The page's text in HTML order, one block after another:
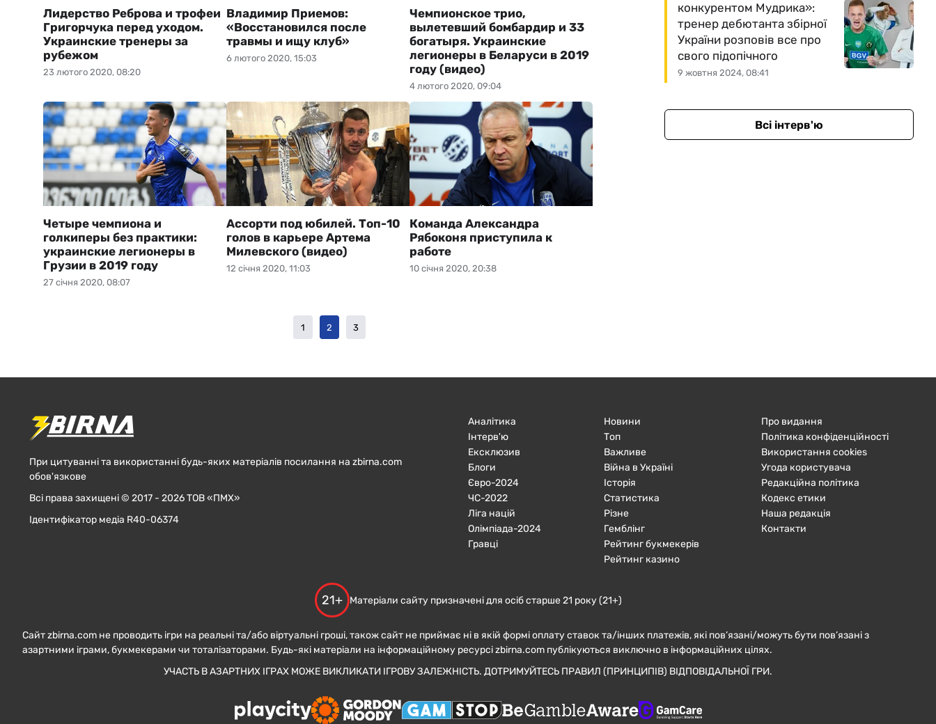
23 лютого 2020, 08:20
Лидерство Реброва и трофеи
Григорчука перед уходом.
Украинские тренеры за
рубежом
6 лютого 2020, 15:03
Владимир Приемов:
«Восстановился после
травмы и ищу клуб»
4 лютого 2020, 09:04
Чемпионское трио,
вылетевший бомбардир и 33
богатыря. Украинские
легионеры в Беларуси в 2019
году (видео)
27 січня 2020, 08:07
Четыре чемпиона и
голкиперы без практики:
украинские легионеры в
Грузии в 2019 году
12 січня 2020, 11:03
Ассорти под юбилей. Топ-10
голов в карьере Артема
Милевского (видео)
10 січня 2020, 20:38
Команда Александра
Рябоконя приступила к
работе
1 2 3
9 жовтня 2024, 08:41
конкурентом Мудрика»:
тренер дебютанта збірної
України розповів все про
свого підопічного
Всі інтерв'ю
При цитуванні та використанні будь-яких матеріалів посилання на zbirna.com
обов'язкове
Всі права захищені © 2017 - 2026 ТОВ «ПМХ»
Ідентифікатор медіа R40-06374
Аналітика
Інтерв'ю
Ексклюзив
Блоги
Євро-2024
ЧC-2022
Ліга націй
Олімпіада-2024
Гравці
Новини
Топ
Важливе
Війна в Україні
Історія
Статистика
Різне
Гемблінг
Рейтинг букмекерів
Рейтинг казино
Про видання
Політика конфіденційності
Використання cookies
Угода користувача
Редакційна політика
Кодекс етики
Наша редакція
Контакти
21+ Матеріали сайту призначені для осіб старше 21 року (21+)
Сайт zbirna.com не проводить ігри на реальні та/або віртуальні гроші, також сайт не приймає ні в якій формі оплату ставок та/інших платежів, які пов’язані/можуть бути пов’язані з
азартними іграми, букмекерами чи тоталізаторами. Будь-які матеріали на інформаційному ресурсі zbirna.com публікуються виключно в інформаційних цілях.
УЧАСТЬ В АЗАРТНИХ ІГРАХ МОЖЕ ВИКЛИКАТИ ІГРОВУ ЗАЛЕЖНІСТЬ. ДОТРИМУЙТЕСЬ ПРАВИЛ (ПРИНЦИПІВ) ВІДПОВІДАЛЬНОЇ ГРИ.